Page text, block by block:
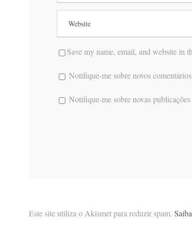
Save my name, email, and website in
Notifique-me sobre novos
Notifique-me sobre novas
Este site utiliza o Akismet para reduzir spam.